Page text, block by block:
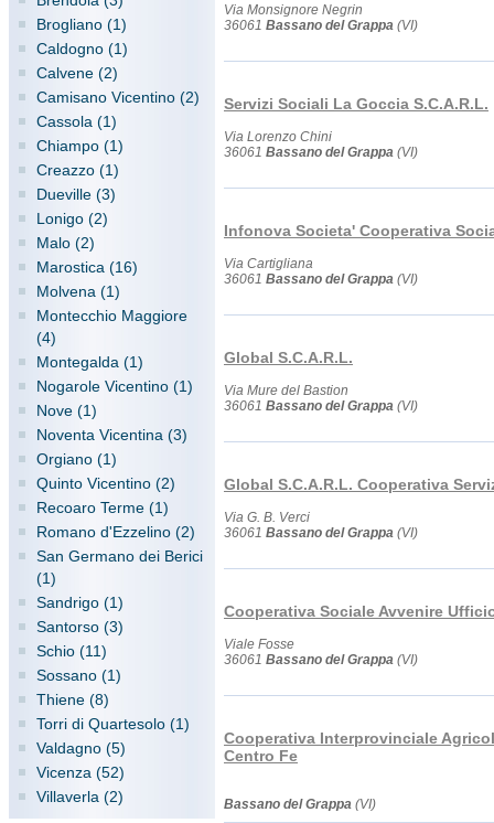
Brogliano (1)
Caldogno (1)
Calvene (2)
Camisano Vicentino (2)
Cassola (1)
Chiampo (1)
Creazzo (1)
Dueville (3)
Lonigo (2)
Malo (2)
Marostica (16)
Molvena (1)
Montecchio Maggiore
(4)
Montegalda (1)
Nogarole Vicentino (1)
Nove (1)
Noventa Vicentina (3)
Orgiano (1)
Quinto Vicentino (2)
Recoaro Terme (1)
Romano d'Ezzelino (2)
San Germano dei Berici
(1)
Sandrigo (1)
Santorso (3)
Schio (11)
Sossano (1)
Thiene (8)
Torri di Quartesolo (1)
Valdagno (5)
Vicenza (52)
Villaverla (2)
Via Monsignore Negrin
36061 Bassano del Grappa (VI)
Servizi Sociali La Goccia S.C.A.R.L.
Via Lorenzo Chini
36061 Bassano del Grappa (VI)
Infonova Societa' Cooperativa
Via Cartigliana
36061 Bassano del Grappa (VI)
Global S.C.A.R.L.
Via Mure del Bastion
36061 Bassano del Grappa (VI)
Global S.C.A.R.L. Cooperativa
Via G. B. Verci
36061 Bassano del Grappa (VI)
Cooperativa Sociale Avvenire
Viale Fosse
36061 Bassano del Grappa (VI)
Cooperativa Interprovinciale
Centro Fe
Bassano del Grappa (VI)